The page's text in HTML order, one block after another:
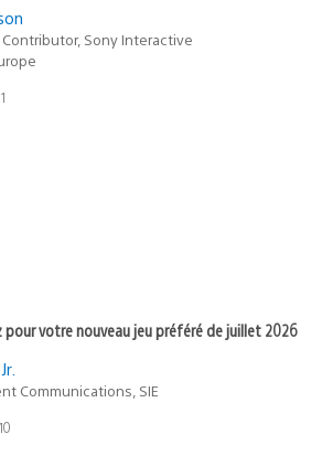
Sony Interactive
pour votre nouveau jeu préféré de juillet 2026
Communications, SIE
10